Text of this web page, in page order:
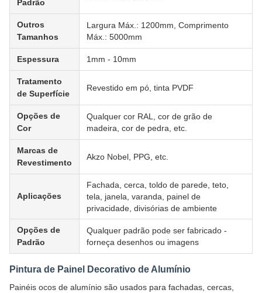
Padrão
Outros
Tamanhos
Largura Máx.: 1200mm, Comprimento
Máx.: 5000mm
Espessura 1mm - 10mm
Tratamento
de Superfície
Revestido em pó, tinta PVDF
Opções de
Cor
Qualquer cor RAL, cor de grão de
madeira, cor de pedra, etc.
Marcas de
Revestimento
Akzo Nobel, PPG, etc.
Aplicações
Fachada, cerca, toldo de parede, teto,
tela, janela, varanda, painel de
privacidade, divisórias de ambiente
Opções de
Padrão
Qualquer padrão pode ser fabricado -
forneça desenhos ou imagens
Pintura de Painel Decorativo de Alumínio
Painéis ocos de alumínio são usados para fachadas, cercas,